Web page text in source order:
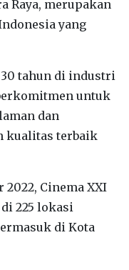
Raya, merupakan
yang
tahun di industri
untuk
dan
kualitas terbaik
2022, Cinema XXI
225 lokasi
di Kota